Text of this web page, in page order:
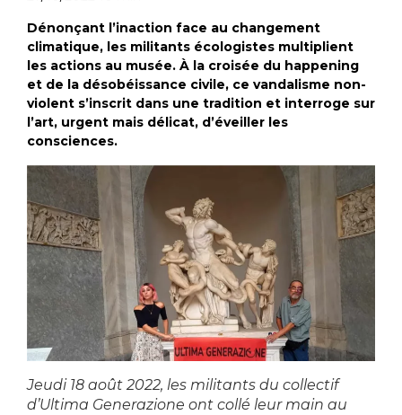
Dénonçant l’inaction face au changement
climatique, les militants écologistes multiplient
les actions au musée. À la croisée du happening
et de la désobéissance civile, ce vandalisme non-
violent s’inscrit dans une tradition et interroge sur
l’art, urgent mais délicat, d’éveiller les
consciences.
Jeudi 18 août 2022, les militants du collectif
d’Ultima Generazione ont collé leur main au